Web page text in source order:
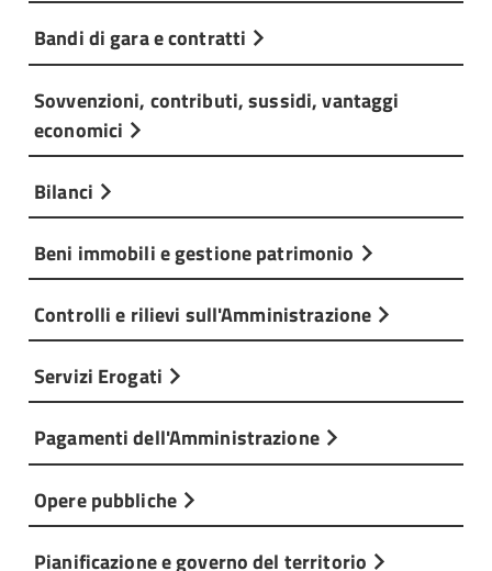
Bandi di gara e contratti
Sovvenzioni, contributi, sussidi, vantaggi
economici
Bilanci
Beni immobili e gestione patrimonio
Controlli e rilievi sull'Amministrazione
Servizi Erogati
Pagamenti dell'Amministrazione
Opere pubbliche
Pianificazione e governo del territorio